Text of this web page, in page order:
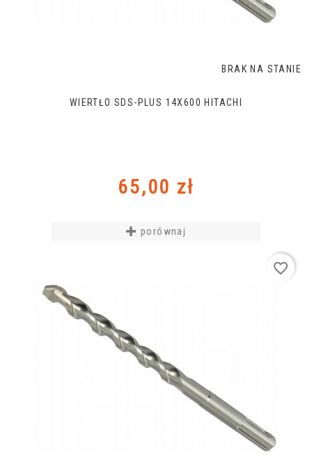
BRAK NA STANIE
WIERTŁO SDS-PLUS 14X600 HITACHI
Cena
65,00 zł
porównaj
favorite_border